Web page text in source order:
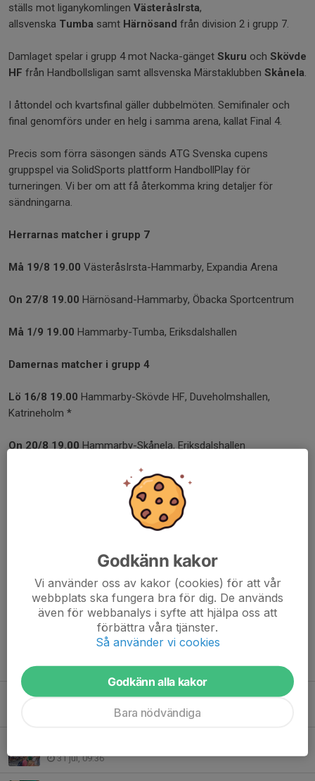
ställs mot liganykomlingen VästeråsIrsta,
allsvenska Tumba samt Härnösand från division 2 i grupp 7.
Damlaget spelar i grupp 4 mot Nacka-gänget Skuru och Skövde
HF från Handbollsligan samt allsvenska Märstaklubben Skånela.
I åttondel och kvartsfinal gäller dubbelmöten. Semifinaler och
final genomförs under en helg i samma arena, kallat Final 4.
Precis som förra säsongen sänds ATG Svenska cupens
gruppspel via SolidSports plattform HandbollPlay för
turneringen. Vi ber om att få återkomma kring detaljer för
sändningarna.
Herrarnas matcher i grupp 7
Må 19/8 19.00 VästeråsIrsta-Hammarby, Expandia Arena
On 27/8 19.00 Härnösand-Hammarby, Öbacka Sportcentrum
Må 1/9 1 9.00 Hammarby-Tumba, Eriksdalshallen
Damernas matcher i grupp 4
Lö 1 6/8 1 9.00 Hammarby-Skövde HF, Duveholmshallen,
Katrineholm *
On20/8 19.00Hammarby-Skånela, Eriksdalshallen
Skuru-Hammarby, Eriksdalshallen **
* Flyttad till Hammarby Handbolls föreningsläger i Katrineholm.
spelar därför i ”Jerka”.
Dela nyhet
Tidigare nyheter
31 jul, 09:36
Godkänn kakor
Vi använder oss av kakor (cookies) för att vår
webbplats ska fungera bra för dig. De används
även för webbanalys i syfte att hjälpa oss att
förbättra våra tjänster.
Så använder vi cookies
Godkänn alla kakor
Bara nödvändiga